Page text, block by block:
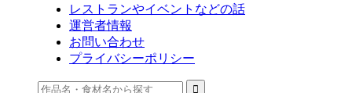
レストランやイベントなどの話
運営者情報
お問い合わせ
プライバシーポリシー